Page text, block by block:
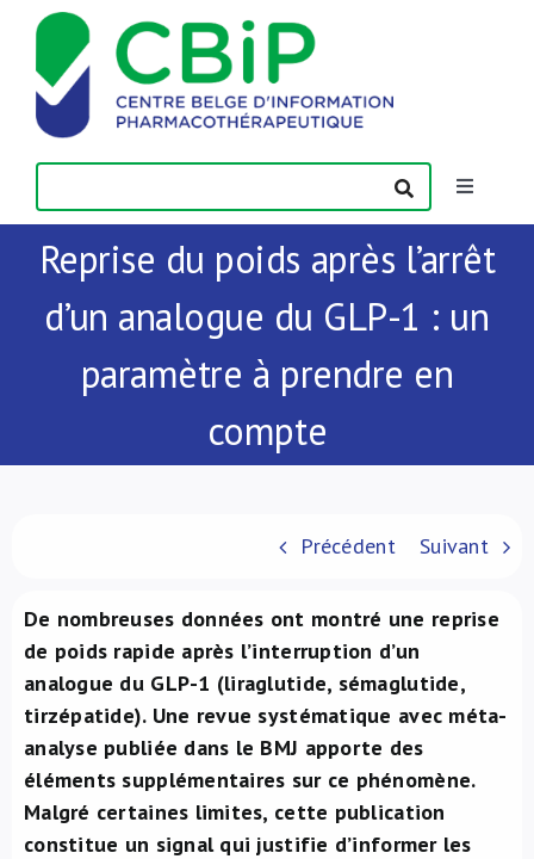
Passer
contenu
Toggle
Actualités
Publications
NL
Reprise du poids après l’arrêt
d’un analogue du GLP-1 : un
paramètre à prendre en
compte
Précédent Suivant
De nombreuses données ont montré une reprise
de poids rapide après l’interruption d’un
analogue du GLP-1 (liraglutide, sémaglutide,
tirzépatide). Une revue systématique avec méta-
analyse publiée dans le BMJ apporte des
éléments supplémentaires sur ce phénomène.
Malgré certaines limites, cette publication
constitue un signal qui justifie d’informer les